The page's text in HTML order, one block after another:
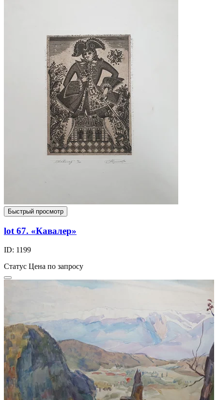
Быстрый просмотр
lot 67. «Кавалер»
ID: 1199
Статус Цена по запросу